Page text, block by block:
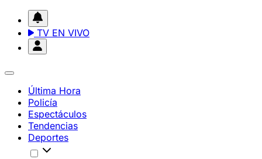
TV EN VIVO
Última Hora
Policía
Espectáculos
Tendencias
Deportes